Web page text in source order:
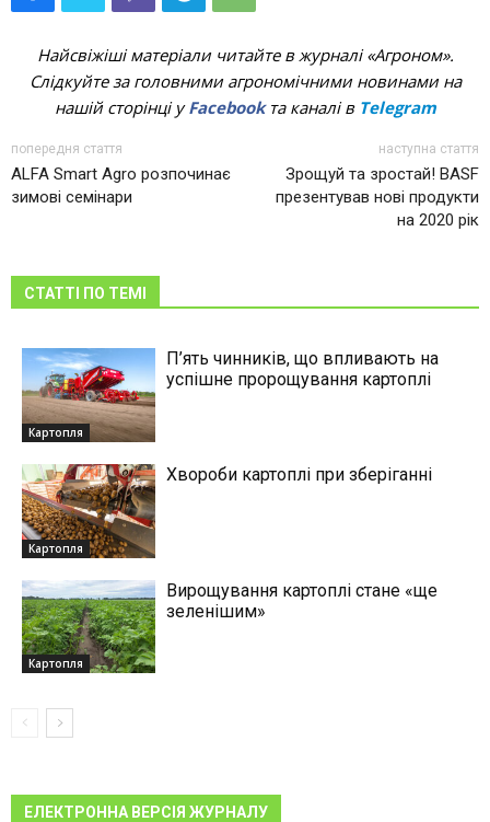
Найсвіжіші матеріали читайте в журналі «Агроном».
Слідкуйте за головними агрономічними новинами на
нашій сторінці уFacebookта каналі в Telegram
попередня стаття
ALFA Smart Agro розпочинає
зимові семінари
наступна стаття
Зрощуй та зростай! BASF
презентував нові продукти
на 2020 рік
СТАТТІ ПО ТЕМІ
Картопля
П’ять чинників, що впливають на
успішне пророщування картоплі
Картопля
Хвороби картоплі при зберіганні
Картопля
Вирощування картоплі стане «ще
зеленішим»
ЕЛЕКТРОННА ВЕРСІЯ ЖУРНАЛУ